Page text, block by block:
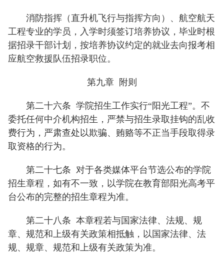
消防指挥（直升机飞行与指挥方向）、航空航天
工程专业的学员，入学时须签订培养协议，毕业时根
据招录干部计划，按培养协议约定的就业去向报考相
应航空救援队伍招录职位。
第九章 附则
第二十六条 学院招生工作实行“阳光工程”。不
委托任何中介机构招生，严禁与招生录取挂钩的乱收
费行为，严肃查处以欺骗、贿赂等不正当手段取得录
取资格的行为。
第二十七条 对于各类媒体平台节选公布的学院
招生章程，如有不一致，以学院在教育部阳光高考平
台公布的完整的招生章程为准。
第二十八条 本章程若与国家法律、法规、规
章、规范和上级有关政策相抵触，以国家法律、法
规、规章、规范和上级有关政策为准。